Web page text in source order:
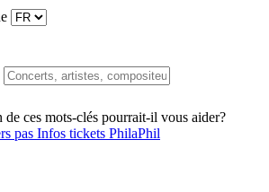
de ces mots-clés pourrait-il vous aider?
pas Infos tickets PhilaPhil